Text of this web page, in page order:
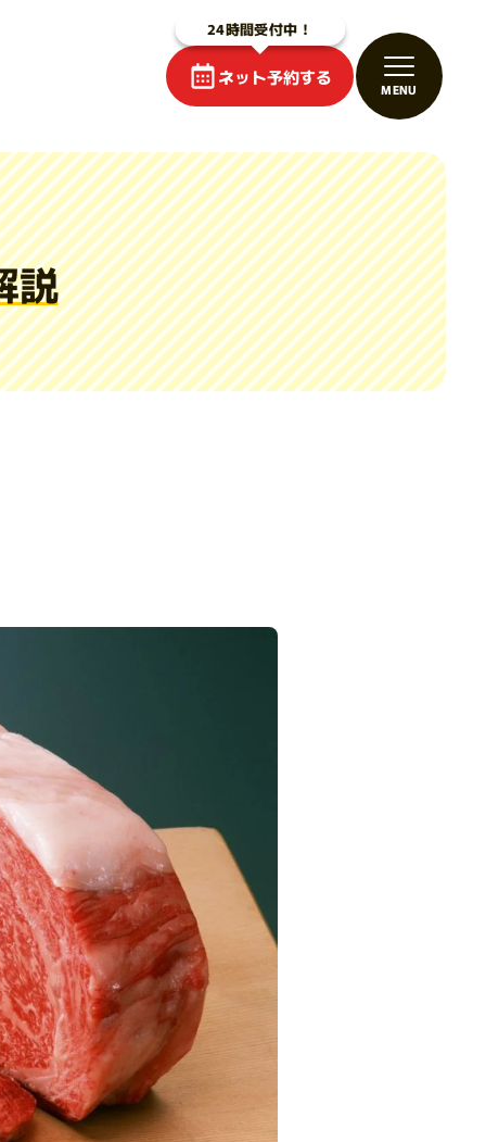
ネット予約する
説